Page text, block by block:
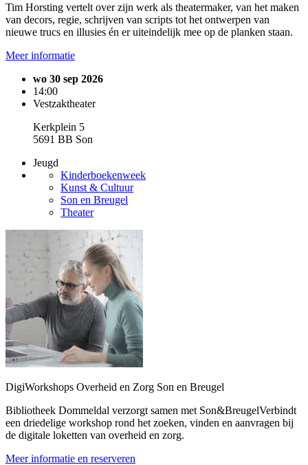
Tim Horsting vertelt over zijn werk als theatermaker, van het maken
van decors, regie, schrijven van scripts tot het ontwerpen van
nieuwe trucs en illusies én er uiteindelijk mee op de planken staan.
Meer informatie
wo 30 sep 2026
14:00
Vestzaktheater
Kerkplein 5
5691 BB Son
Jeugd
Kinderboekenweek
Kunst & Cultuur
Son en Breugel
Theater
DigiWorkshops Overheid en Zorg Son en Breugel
Bibliotheek Dommeldal verzorgt samen met Son&BreugelVerbindt
een driedelige workshop rond het zoeken, vinden en aanvragen bij
de digitale loketten van overheid en zorg.
Meer informatie en reserveren